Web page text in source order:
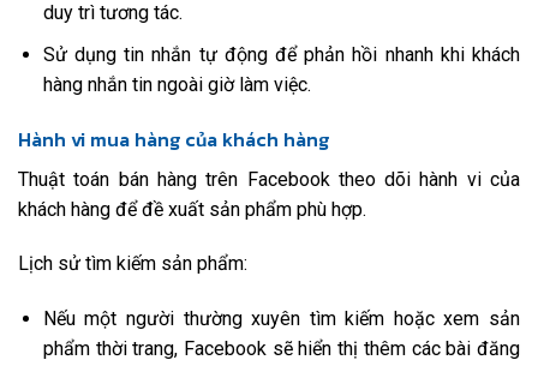
duy trì tương tác.
Sử dụng tin nhắn tự động để phản hồi nhanh khi khách
hàng nhắn tin ngoài giờ làm việc.
Hành vi mua hàng của khách hàng
Thuật toán bán hàng trên Facebook theo dõi hành vi của
khách hàng để đề xuất sản phẩm phù hợp.
Lịch sử tìm kiếm sản phẩm:
Nếu một người thường xuyên tìm kiếm hoặc xem sản
phẩm thời trang, Facebook sẽ hiển thị thêm các bài đăng